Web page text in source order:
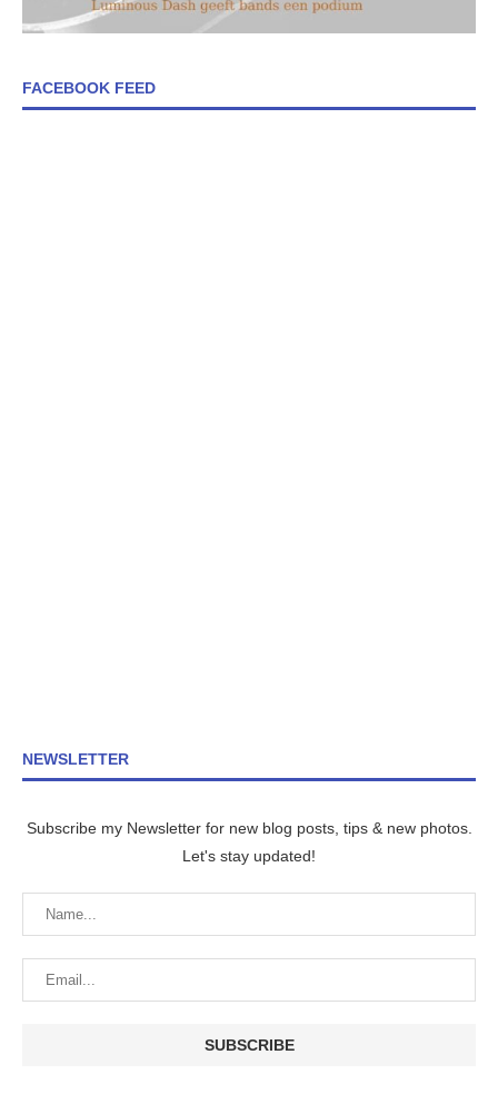
FACEBOOK FEED
NEWSLETTER
Subscribe my Newsletter for new blog posts, tips & new photos.
Let's stay updated!